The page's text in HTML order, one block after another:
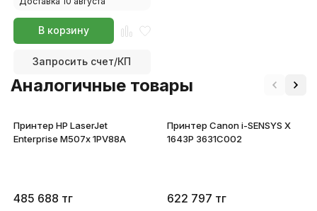
В корзину
Запросить счет/КП
Аналогичные товары
Принтер HP LaserJet
Enterprise M507x 1PV88A
485 688 тг
Принтер Canon i-SENSYS X
1643P 3631C002
622 797 тг